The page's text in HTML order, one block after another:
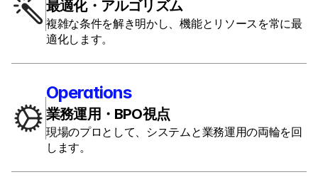
最適化・アルゴリズム
複雑な条件を解き明かし、機能とリソースを常に最
適化します。
Operations
業務運用・BPO視点
現場のプロとして、システムと業務運用の両輪を回
します。